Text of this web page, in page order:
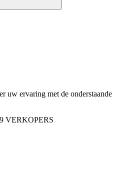
uw ervaring met de onderstaande
VERKOPERS